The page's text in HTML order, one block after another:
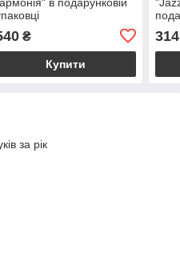
₴
Купити
314
за рік